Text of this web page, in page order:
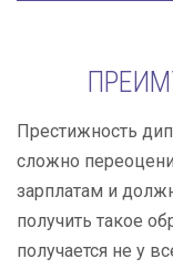
Престижность
сложно
зарплатам и
получить такое
получается не у